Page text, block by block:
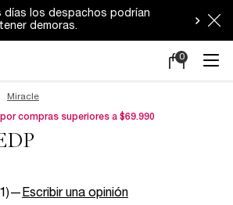
días los despachos podrían
tener demoras.
Mi
0
0 producto
Miracle
compras superiores a $69.990
— Escribir una opinión